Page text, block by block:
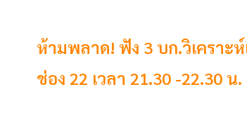
ห้ามพลาด! ฟัง 3 บก.วิเคราะ
ช่อง 22 เวลา 21.30 -22.30